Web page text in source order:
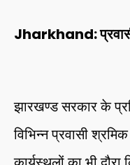
Jharkhand:
झारखण्ड सरकार के
विभिन्न प्रवासी